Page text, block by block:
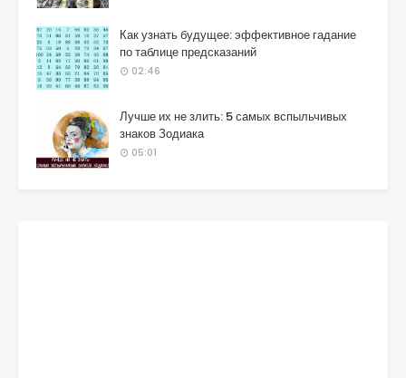
Как узнать будущее: эффективное гадание
по таблице предсказаний
02:46
Лучше их не злить: 5 самых вспыльчивых
знаков Зодиака
05:01